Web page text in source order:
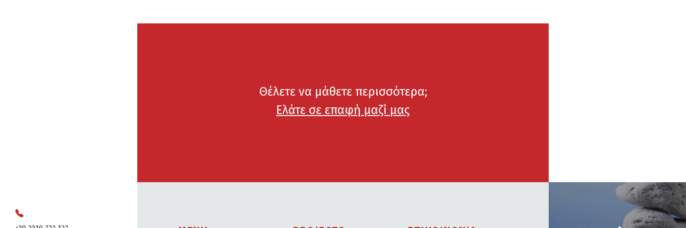
Θέλετε να μάθετε περισσότερα;
Ελάτε σε επαφή μαζί μας